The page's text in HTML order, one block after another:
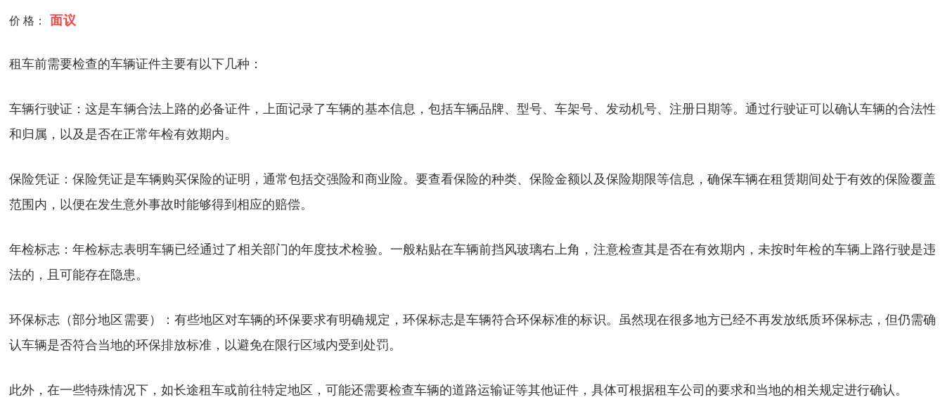
价 格： 面议
租车前需要检查的车辆证件主要有以下几种：
车辆行驶证：这是车辆合法上路的必备证件，上面记录了车辆的基本信息，包括车辆品牌、型号、车架号、发动机号、注册日期等。通过行驶证可以确认车辆的合法性
和归属，以及是否在正常年检有效期内。
保险凭证：保险凭证是车辆购买保险的证明，通常包括交强险和商业险。要查看保险的种类、保险金额以及保险期限等信息，确保车辆在租赁期间处于有效的保险覆盖
范围内，以便在发生意外事故时能够得到相应的赔偿。
年检标志：年检标志表明车辆已经通过了相关部门的年度技术检验。一般粘贴在车辆前挡风玻璃右上角，注意检查其是否在有效期内，未按时年检的车辆上路行驶是违
法的，且可能存在隐患。
环保标志（部分地区需要）：有些地区对车辆的环保要求有明确规定，环保标志是车辆符合环保标准的标识。虽然现在很多地方已经不再发放纸质环保标志，但仍需确
认车辆是否符合当地的环保排放标准，以避免在限行区域内受到处罚。
此外，在一些特殊情况下，如长途租车或前往特定地区，可能还需要检查车辆的道路运输证等其他证件，具体可根据租车公司的要求和当地的相关规定进行确认。